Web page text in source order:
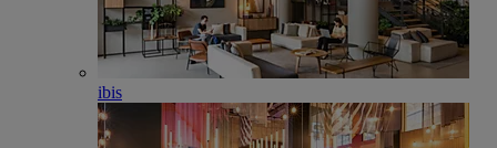
ibis